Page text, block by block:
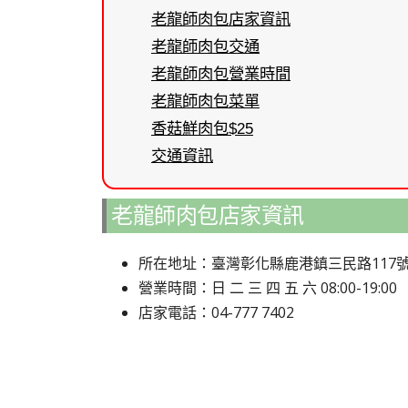
老龍師肉包店家資訊
老龍師肉包交通
老龍師肉包營業時間
老龍師肉包菜單
香菇鮮肉包$25
交通資訊
老龍師肉包店家資訊
所在地址：臺灣彰化縣鹿港鎮三民路117
營業時間：日 二 三 四 五 六 08:00-19:00
店家電話：04-777 7402